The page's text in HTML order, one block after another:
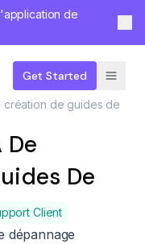
de
Get Started
création de guides de
De
Client
dépannage